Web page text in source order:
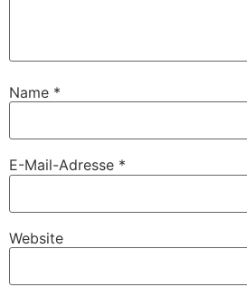
Name *
E-Mail-Adresse *
Website